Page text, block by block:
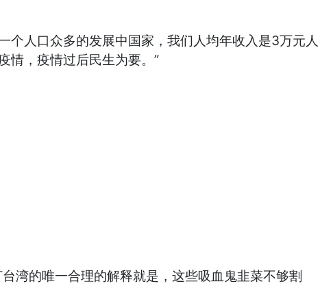
人口众多的发展中国家，我们人均年收入是3万元人
情，疫情过后民生为要。”
的唯一合理的解释就是，这些吸血鬼韭菜不够割